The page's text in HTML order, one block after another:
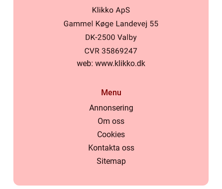
web: www.klikko.dk
Menu
Annonsering
Om oss
Cookies
Kontakta oss
Sitemap